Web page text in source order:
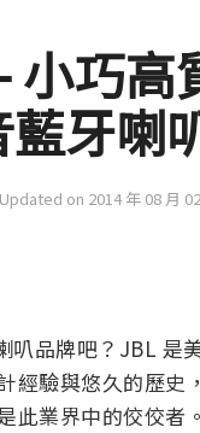
小巧
牙喇
on 2014 年 08 月
品牌吧？JBL 是
經驗與悠久的歷
此業界中的佼佼者